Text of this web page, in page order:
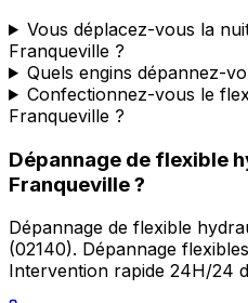
Vous déplacez-vous la
Franqueville ?
Quels engins dépannez-
Confectionnez-vous le
Franqueville ?
Dépannage de flexible
Franqueville?
Dépannage de flexible
(02140). Dépannage
Intervention rapide 24H/24